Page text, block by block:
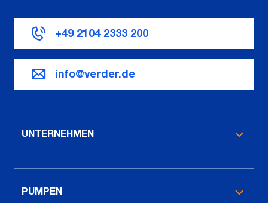
+49 2104 2333 200
info@verder.de
UNTERNEHMEN
PUMPEN